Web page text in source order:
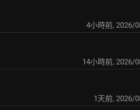
4小時前, 2026/
14小時前, 2026/
1天前, 2026/